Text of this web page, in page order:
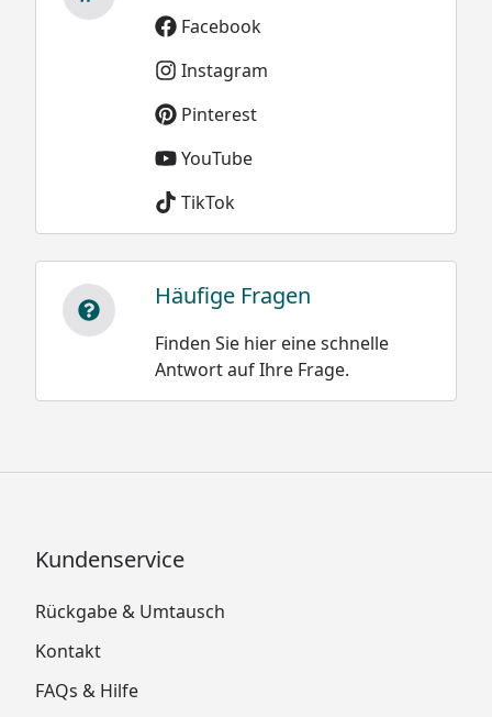
Facebook
Instagram
Pinterest
YouTube
TikTok
Häufige Fragen
Finden Sie hier eine schnelle
Antwort auf Ihre Frage.
Kundenservice
Rückgabe & Umtausch
Kontakt
FAQs & Hilfe